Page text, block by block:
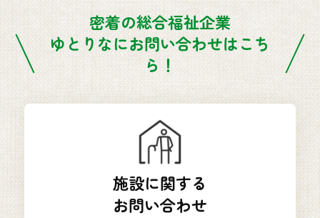
密着の総合福祉企業
ゆとりなにお問い合わせはこち
ら！
施設に関する
お問い合わせ